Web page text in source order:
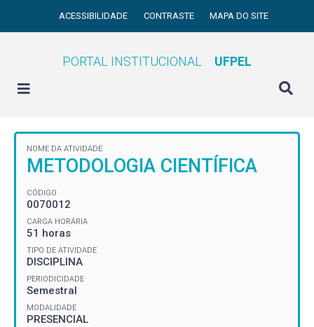
ACESSIBILIDADE CONTRASTE MAPA DO SITE
PORTAL INSTITUCIONAL UFPEL
NOME DA ATIVIDADE
METODOLOGIA CIENTÍFICA
CÓDIGO
0070012
CARGA HORÁRIA
51 horas
TIPO DE ATIVIDADE
DISCIPLINA
PERIODICIDADE
Semestral
MODALIDADE
PRESENCIAL